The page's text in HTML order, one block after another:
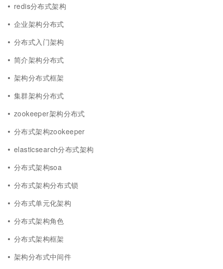
redis分布式架构
企业架构分布式
分布式入门架构
简介架构分布式
架构分布式框架
集群架构分布式
zookeeper架构分布式
分布式架构zookeeper
elasticsearch分布式架构
分布式架构soa
分布式架构分布式锁
分布式单元化架构
分布式架构角色
分布式架构框架
架构分布式中间件